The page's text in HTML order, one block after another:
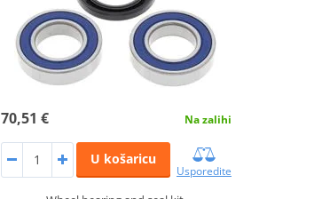
70,51 € Na zalihi
U košaricu
Usporedite